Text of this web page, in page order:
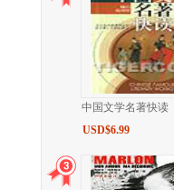
中国文学名著快读
USD$6.99